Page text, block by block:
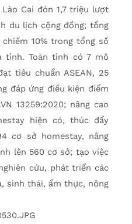
Cai đón 1,7 triệu lượt
du lịch cộng đồng; tổng
10% trong tổng số
Toàn tỉnh có 7 mô
tiêu chuẩn ASEAN, 25
đáp ứng điều kiện điểm
13259:2020; nâng cao
hiện có, thúc đẩy
cơ sở homestay, nâng
lên 560 cơ sở; tạo việc
cứu, phát triển các
sinh thái, ẩm thực, nông